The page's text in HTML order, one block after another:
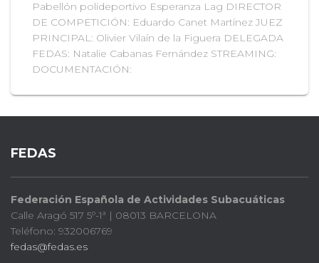
Pabellón polideportivo Esperanza Lag DIRECTOR
DE COMPETICIÓN: Eduardo Canet Martínez JUEZ
PRINCIPAL: Olivier Vilaín de la Figuera DELEGADA
FEDAS: Natalie Cabanas Fernández STREAMING:
DOCUMENTACIÓN:
FEDAS
Federación Española de Actividades Subacuáticas
Calle Aragó 517 5º-1ª | 08013 BARCELONA
Teléfono: 932006769
fedas@fedas.es